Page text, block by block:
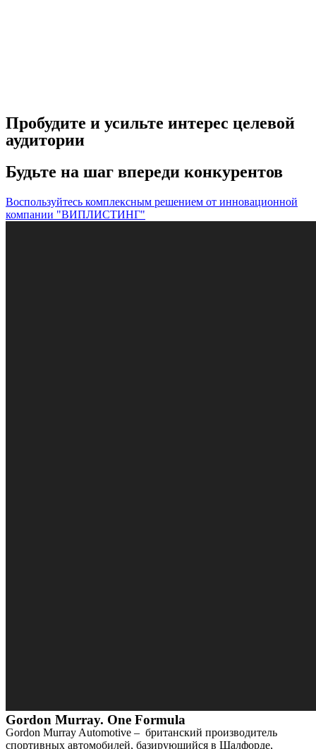
Пробудите и усильте интерес целевой
аудитории
Будьте на шаг впереди конкурентов
Воспользуйтесь комплексным решением от инновационной
компании "ВИПЛИСТИНГ"
Gordon Murray. One Formula
Gordon Murray Automotive – британский производитель
спортивных автомобилей, базирующийся в Шалфорде,